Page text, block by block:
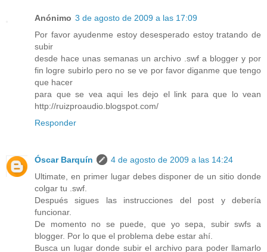
Anónimo 3 de agosto de 2009 a las 17:09
Por favor ayudenme estoy desesperado estoy tratando de
subir
desde hace unas semanas un archivo .swf a blogger y por
fin logre subirlo pero no se ve por favor diganme que tengo
que hacer
para que se vea aqui les dejo el link para que lo vean
http://ruizproaudio.blogspot.com/
Responder
Óscar Barquín
4 de agosto de 2009 a las 14:24
Ultimate, en primer lugar debes disponer de un sitio donde
colgar tu .swf.
Después sigues las instrucciones del post y debería
funcionar.
De momento no se puede, que yo sepa, subir swfs a
blogger. Por lo que el problema debe estar ahí.
Busca un lugar donde subir el archivo para poder llamarlo